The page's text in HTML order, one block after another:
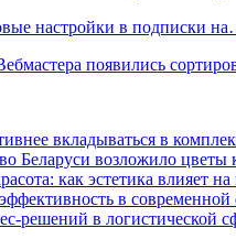
настройки в подписки
появились
вкладываться в
Беларуси возложило
как эстетика влияет
в современной
решений в логистической